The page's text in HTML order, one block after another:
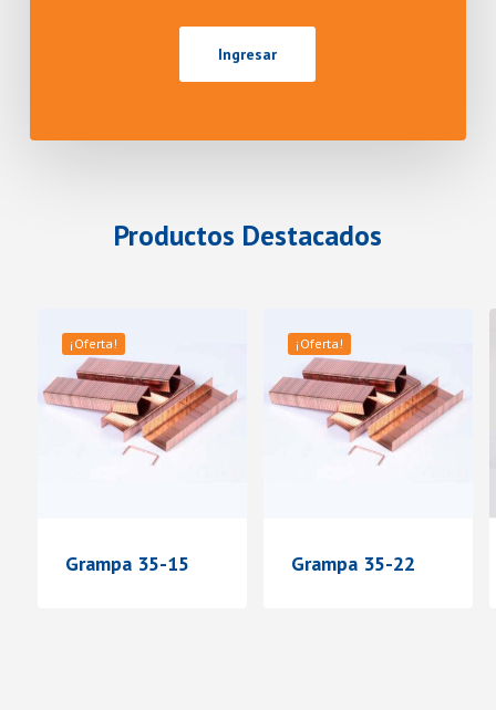
Ingresar
Productos Destacados
¡Oferta!
Grampa 35-15
¡Oferta!
Grampa 35-22